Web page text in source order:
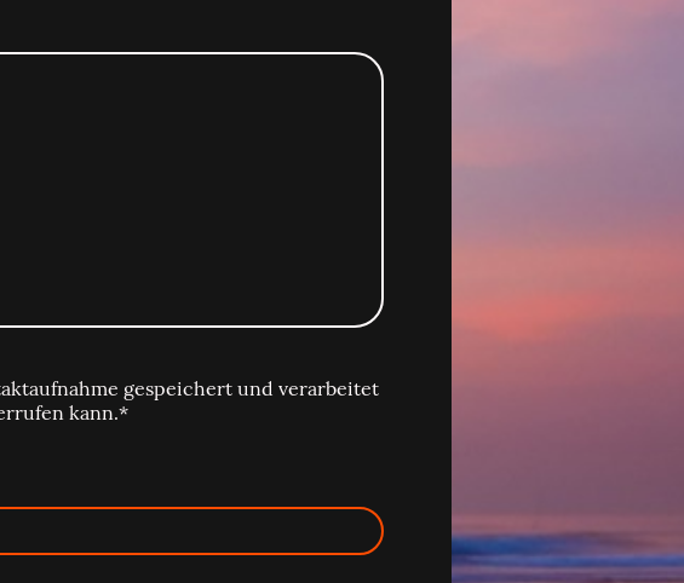
gespeichert und verarbeitet
kann.*